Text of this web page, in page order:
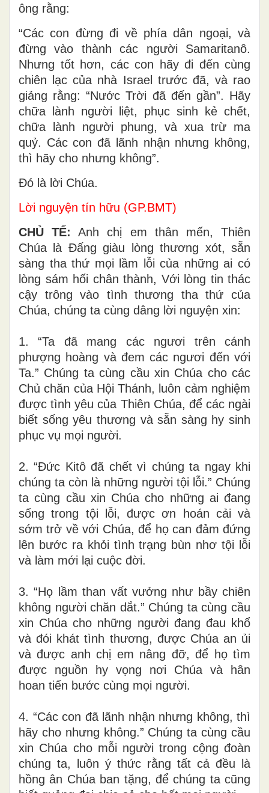
ông rằng:
“Các con đừng đi về phía dân ngoại, và
đừng vào thành các người Samaritanô.
Nhưng tốt hơn, các con hãy đi đến cùng
chiên lạc của nhà Israel trước đã, và rao
giảng rằng: “Nước Trời đã đến gần”. Hãy
chữa lành người liệt, phục sinh kẻ chết,
chữa lành người phung, và xua trừ ma
quỷ. Các con đã lãnh nhận nhưng không,
thì hãy cho nhưng không”.
Ðó là lời Chúa.
Lời nguyện tín hữu (GP.BMT)
CHỦ TẾ: Anh chị em thân mến, Thiên
Chúa là Đấng giàu lòng thương xót, sẵn
sàng tha thứ mọi lầm lỗi của những ai có
lòng sám hối chân thành, Với lòng tin thác
cậy trông vào tình thương tha thứ của
Chúa, chúng ta cùng dâng lời nguyện xin:
1. “Ta đã mang các ngươi trên cánh
phượng hoàng và đem các ngươi đến với
Ta.” Chúng ta cùng cầu xin Chúa cho các
Chủ chăn của Hội Thánh, luôn cảm nghiệm
được tình yêu của Thiên Chúa, để các ngài
biết sống yêu thương và sẵn sàng hy sinh
phục vụ mọi người.
2. “Đức Kitô đã chết vì chúng ta ngay khi
chúng ta còn là những người tội lỗi.” Chúng
ta cùng cầu xin Chúa cho những ai đang
sống trong tội lỗi, được ơn hoán cải và
sớm trở về với Chúa, để họ can đảm đứng
lên bước ra khỏi tình trạng bùn nhơ tội lỗi
và làm mới lại cuộc đời.
3. “Họ lầm than vất vưởng như bầy chiên
không người chăn dắt.” Chúng ta cùng cầu
xin Chúa cho những người đang đau khổ
và đói khát tình thương, được Chúa an ủi
và được anh chị em nâng đỡ, để họ tìm
được nguồn hy vọng nơi Chúa và hân
hoan tiến bước cùng mọi người.
4. “Các con đã lãnh nhận nhưng không, thì
hãy cho nhưng không.” Chúng ta cùng cầu
xin Chúa cho mỗi người trong cộng đoàn
chúng ta, luôn ý thức rằng tất cả đều là
hồng ân Chúa ban tặng, để chúng ta cũng